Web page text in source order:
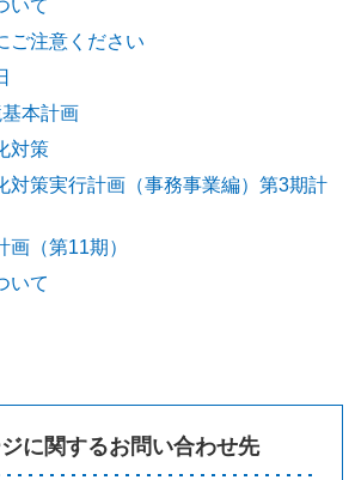
いて
ご注意ください
本計画
対策
対策実行計画（事務事業編）第3期計
（第11期）
いて
に関するお問い合わせ先